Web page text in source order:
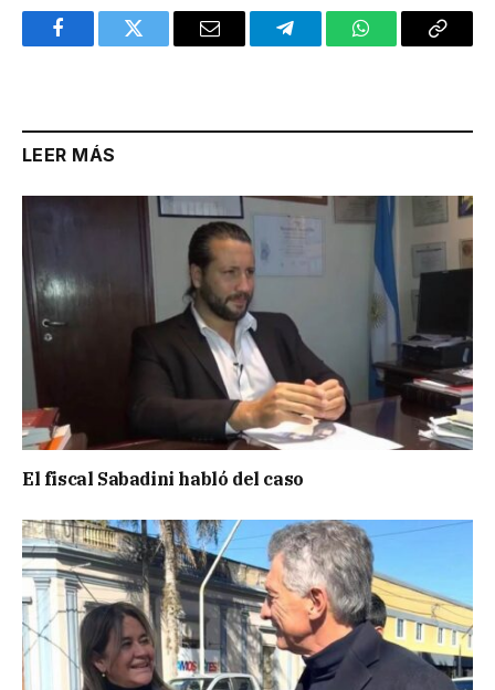
FacebookTwitter Email TelegramWhatsAppCopy
LEER MÁS
El fiscal Sabadini habló del caso